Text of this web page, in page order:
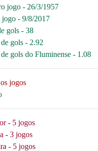
jogo - 26/3/1957
- 9/8/2017
gols - 38
gols - 2.92
gols do Fluminense - 1.08
jogos
- 5 jogos
- 3 jogos
- 5 jogos